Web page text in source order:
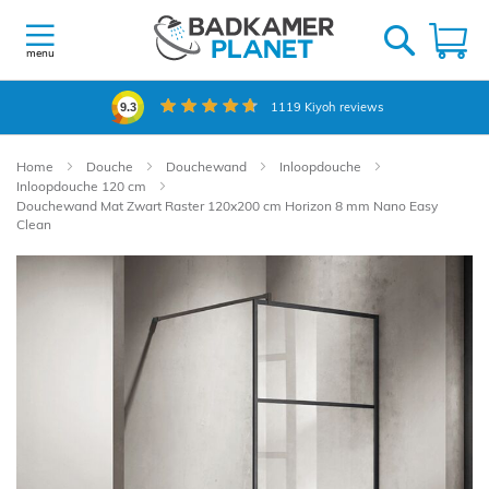
naar
de
menu
9.3 1119 Kiyoh reviews
Home Douche Douchewand
Inloopdouche
Inloopdouche 120 cm
Douchewand Mat Zwart Raster 120x200 cm Horizon 8 mm Nano Easy
Clean